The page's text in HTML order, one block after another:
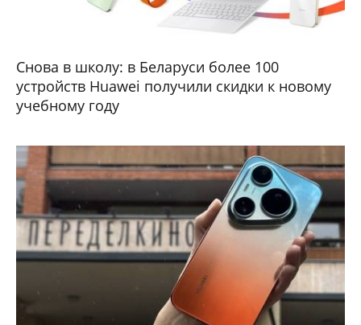
Снова в школу: в Беларуси более 100
устройств Huawei получили скидки к новому
учебному году